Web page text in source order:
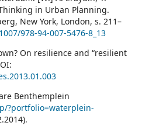
in Urban Planning.
New York, London, s. 211–
978-94-007-5476-8_13
On resilience and “resilient
Benthemplein
?portfolio=waterplein-